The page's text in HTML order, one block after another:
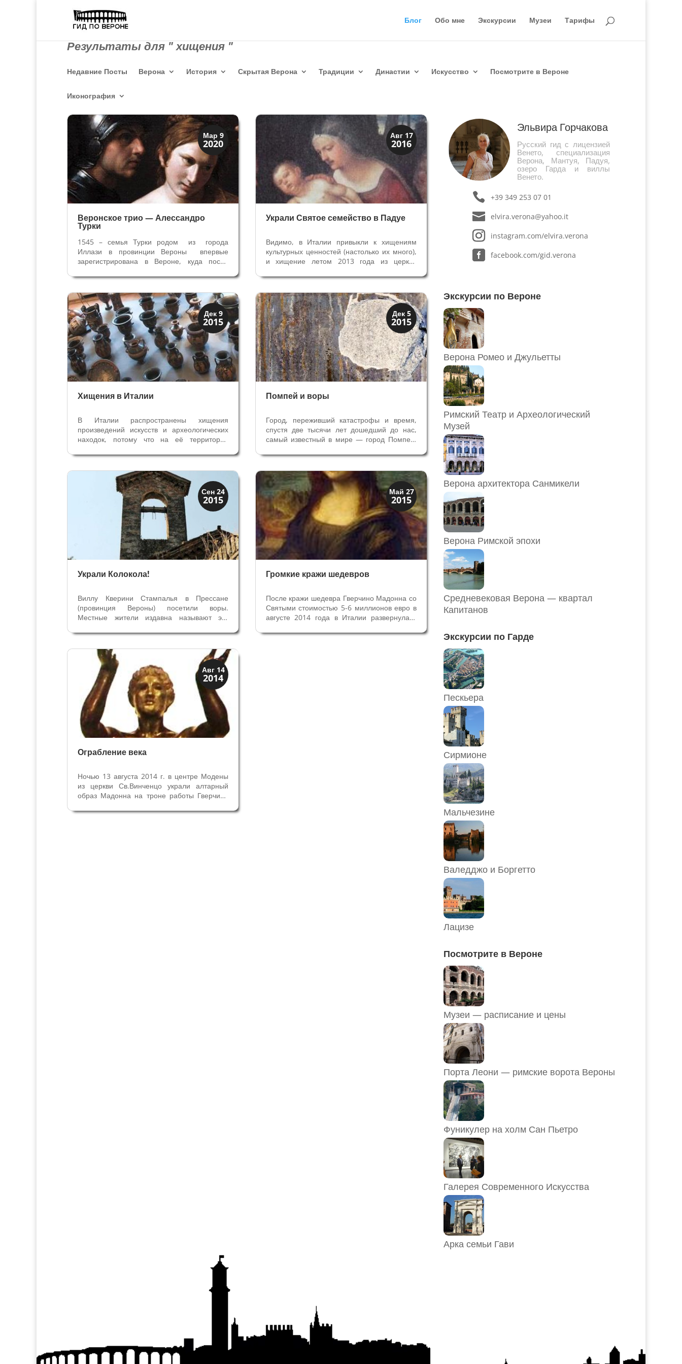
Блог Обо мне Экскурсии Музеи Тарифы
Результаты для " хищения "
Недавние Посты Верона История Скрытая Верона Традиции Династии Искусство Посмотрите в Вероне
Иконография
Мар 9
2020
Искусство
Художники
Веронское трио — Алессандро
Турки
1545 – семья Турки родом из города
Иллази в провинции Вероны впервые
зарегистрирована в Вероне, куда после
оружейный мастер Леонардо. 1578 – в
Вероне родился Алессандро, старший сын в
семье оружейника Сильвестра и его жены...
Дек 9
2015
Искусство
Музеи
Хищения в Италии
В Италии распространены хищения
произведений искусств и археологических
находок, потому что на её территории
культурных ценностей – свыше 50%
наследия человечества. Здесь и
археологические, и природные, и
произведения искусства. Этому...
Сен 24
2015
Виллы и дворцы
Скрытая Верона
Украли Колокола!
Виллу Кверини Стампалья в Прессане
(провинция Вероны) посетили воры.
Местные жители издавна называют эту
господском особняке - главном здании
виллы. Внимание воров, на этот раз,
привлекли не произведения искусств на
вилле, а...
Авг 14
2014
Искусство
Музеи
Ограбление века
Ночью 13 августа 2014 г. в центре Модены
из церкви Св.Винченцо украли алтарный
образ Мадонна на троне работы Гверчино
вернулось 10 июля из Турина с выставки,
Авг 17
2016
Верона и Падуя
Династии
Украли Святое семейство в Падуе
Видимо, в Италии привыкли к хищениям
культурных ценностей (настолько их много),
и хищение летом 2013 года из церкви
вызвало резонанса. Включили в список
украденных картин, опубликовали всего две
статьи в местной газете, и уже...
Дек 5
2015
Археология
История
Помпей и воры
Город, переживший катастрофы и время,
спустя две тысячи лет дошедший до нас,
самый известный в мире — город Помпей.
самых разных специальностей, которые
изучают Помпей и рассказывают миру, как
жили люди в этом городе Римской...
Май 27
2015
Искусство
Музеи
Громкие кражи шедевров
После кражи шедевра Гверчино Мадонна со
Святыми стоимостью 5-6 миллионов евро в
августе 2014 года в Италии развернулась
церквях и Музеях. Сразу вспомнили другие
Эльвира Горчакова
Русский гид с лицензией
Венето, специализация
Верона, Мантуя, Падуя,
озеро Гарда и виллы
Венето.
+39 349 253 07 01
elvira.verona@yahoo.it
instagram.com/elvira.verona
facebook.com/gid.verona
Экскурсии по Вероне
Верона Ромео и Джульетты
Римский Театр и Археологический
Музей
Верона архитектора Санмикели
Верона Римской эпохи
Средневековая Верона — квартал
Капитанов
Экскурсии по Гарде
Пескьера
Сирмионе
Мальчезине
Валедджо и Боргетто
Лацизе
Посмотрите в Вероне
Музеи — расписание и цены
Порта Леони — римские ворота Вероны
Фуникулер на холм Сан Пьетро
Галерея Современного Искусства
Арка семьи Гави